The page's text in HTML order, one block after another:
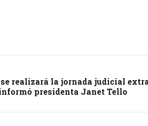
se realizará la jornada judicial
presidenta Janet Tello